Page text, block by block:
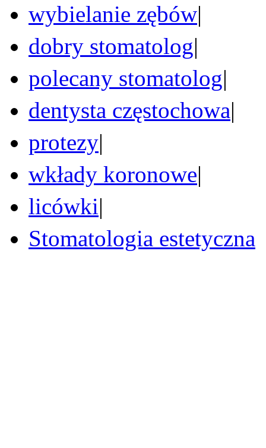
wybielanie zębów|
dobry stomatolog|
polecany stomatolog|
dentysta częstochowa|
protezy|
wkłady koronowe|
licówki|
Stomatologia estetyczna